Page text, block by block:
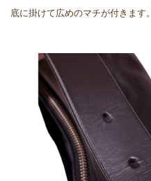
底に掛けて広めのマチが付きます。